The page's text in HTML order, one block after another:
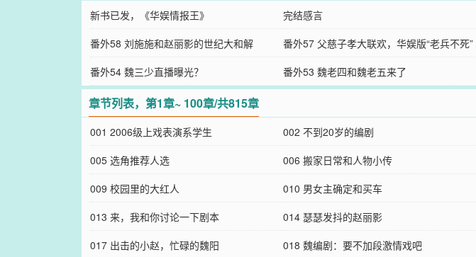
新书已发，《华娱情报王》 完结感言
番外58 刘施施和赵丽影的世纪大和解
番外57 父慈子孝大联欢，华娱版“老兵不死”
番外54 魏三少直播曝光？
番外53 魏老四和魏老五来了
章节列表，第1章~ 100章/共815章
001 2006级上戏表演系学生 002 不到20岁的编剧
005 选角推荐人选
006 搬家日常和人物小传
009 校园里的大红人
010 男女主确定和买车
013 来，我和你讨论一下剧本
014 瑟瑟发抖的赵丽影
017 出击的小赵，忙碌的魏阳
018 魏编剧：要不加段激情戏吧